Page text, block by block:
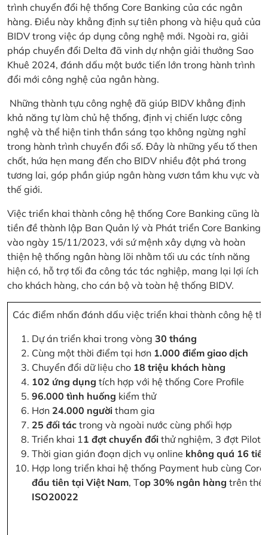
trình chuyển đổi hệ thống Core Banking của các ngân
hàng. Điều này khẳng định sự tiên phong và hiệu quả của
BIDV trong việc áp dụng công nghệ mới. Ngoài ra, giải
pháp chuyển đổi Delta đã vinh dự nhận giải thưởng Sao
Khuê 2024, đánh dấu một bước tiến lớn trong hành trình
đổi mới công nghệ của ngân hàng.
Những thành tựu công nghệ đã giúp BIDV khẳng định
khả năng tự làm chủ hệ thống, định vị chiến lược công
nghệ và thể hiện tinh thần sáng tạo không ngừng nghỉ
trong hành trình chuyển đổi số. Đây là những yếu tố then
chốt, hứa hẹn mang đến cho BIDV nhiều đột phá trong
tương lai, góp phần giúp ngân hàng vươn tầm khu vực và
thế giới.
Việc triển khai thành công hệ thống Core Banking cũng là
tiền đề thành lập Ban Quản lý và Phát triển Core Banking
vào ngày 15/11/2023, với sứ mệnh xây dựng và hoàn
thiện hệ thống ngân hàng lõi nhằm tối ưu các tính năng
hiện có, hỗ trợ tối đa công tác tác nghiệp, mang lại lợi ích
cho khách hàng, cho cán bộ và toàn hệ thống BIDV.
Các điểm nhấn đánh dấu việc triển khai thành công hệ
Dự án triển khai trong vòng 30 tháng
Cùng một thời điểm tại hơn 1.000 điểm giao dịch
Chuyển đổi dữ liệu cho 18 triệu khách hàng
102 ứng dụng tích hợp với hệ thống Core Profile
96.000 tình huống kiểm thử
Hơn 24.000 người tham gia
25 đối tác trong và ngoài nước cùng phối hợp
Triển khai 11 đợt chuyển đổi thử nghiệm, 3 đợt Pilot
Thời gian gián đoạn dịch vụ online không quá 16
Hợp long triển khai hệ thống Payment hub cùng
đầu tiên tại Việt Nam, Top 30% ngân hàng trên thế
ISO20022